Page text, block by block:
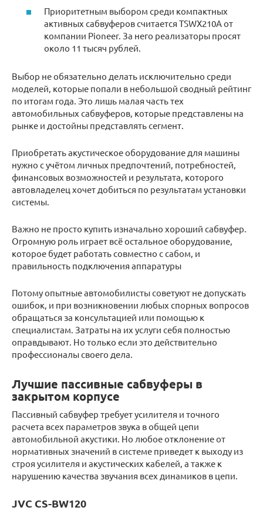
Приоритетным выбором среди компактных
активных сабвуферов считается TSWX210A от
компании Pioneer. За него реализаторы просят
около 11 тысяч рублей.
Выбор не обязательно делать исключительно среди
моделей, которые попали в небольшой сводный рейтинг
по итогам года. Это лишь малая часть тех
автомобильных сабвуферов, которые представлены на
рынке и достойны представлять сегмент.
Приобретать акустическое оборудование для машины
нужно с учётом личных предпочтений, потребностей,
финансовых возможностей и результата, которого
автовладелец хочет добиться по результатам установки
системы.
Важно не просто купить изначально хороший сабвуфер.
Огромную роль играет всё остальное оборудование,
которое будет работать совместно с сабом, и
правильность подключения аппаратуры
Потому опытные автомобилисты советуют не допускать
ошибок, и при возникновении любых спорных вопросов
обращаться за консультацией или помощью к
специалистам. Затраты на их услуги себя полностью
оправдывают. Но только если это действительно
профессионалы своего дела.
Лучшие пассивные сабвуферы в
закрытом корпусе
Пассивный сабвуфер требует усилителя и точного
расчета всех параметров звука в общей цепи
автомобильной акустики. Но любое отклонение от
нормативных значений в системе приведет к выходу из
строя усилителя и акустических кабелей, а также к
нарушению качества звучания всех динамиков в цепи.
JVC CS-BW120